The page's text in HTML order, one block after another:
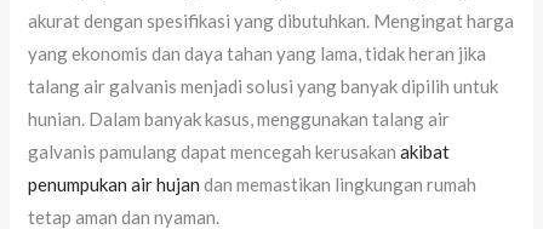
akurat dengan spesifikasi yang dibutuhkan. Mengingat harga
yang ekonomis dan daya tahan yang lama, tidak heran jika
talang air galvanis menjadi solusi yang banyak dipilih untuk
hunian. Dalam banyak kasus, menggunakan talang air
galvanis pamulang dapat mencegah kerusakanakibat
penumpukan air hujandan memastikan lingkungan rumah
tetap aman dan nyaman.